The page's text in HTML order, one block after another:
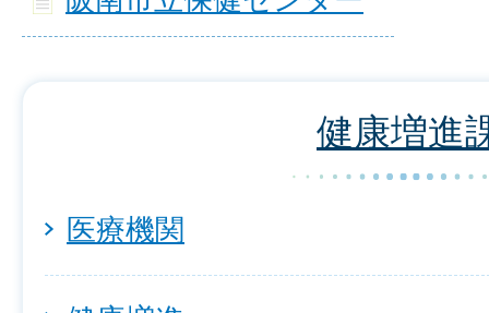
健康増進
医療機関